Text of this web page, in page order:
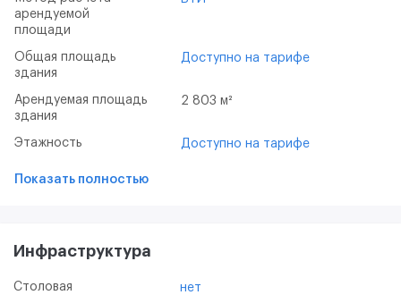
арендуемой
площади
Общая площадь
здания
Доступно на тарифе
Арендуемая площадь
здания
2 803 м²
Этажность Доступно на тарифе
Показать полностью
Инфраструктура
Столовая
нет